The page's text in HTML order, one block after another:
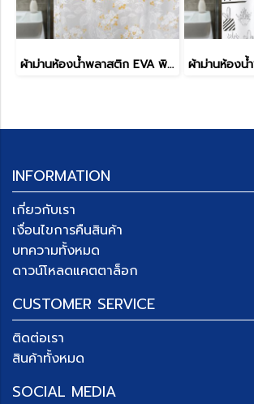
ผ้าม่านห้องน้ำพลาสติก EVA พิมพ์ลาย รุ่น EVATEX
INFORMATION
เกี่ยวกับเรา
เงื่อนไขการคืนสินค้า
บทความทั้งหมด
ดาวน์โหลดแคตตาล็อก
CUSTOMER SERVICE
ติดต่อเรา
สินค้าทั้งหมด
SOCIAL MEDIA